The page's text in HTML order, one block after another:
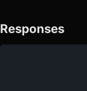
Responses